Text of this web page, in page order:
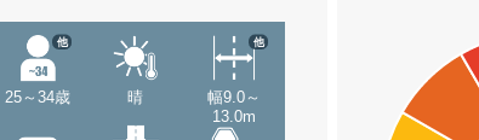
25～34歳
他
晴
幅9.0～
13.0m
他